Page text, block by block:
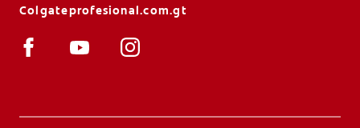
Colgateprofesional.com.gt